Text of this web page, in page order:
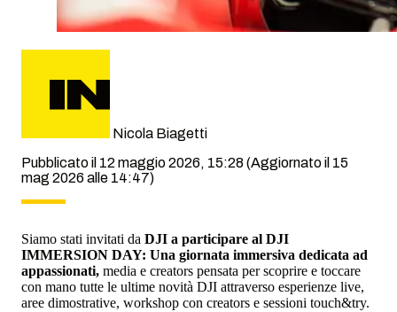
Nicola Biagetti
Pubblicato il 12 maggio 2026, 15:28(Aggiornato il 15
mag 2026 alle 14:47)
Siamo stati invitati da DJI a participare al DJI
IMMERSION DAY: Una giornata immersiva dedicata ad
appassionati, media e creators pensata per scoprire e toccare
con mano tutte le ultime novità DJI attraverso esperienze live,
aree dimostrative, workshop con creators e sessioni touch&try.